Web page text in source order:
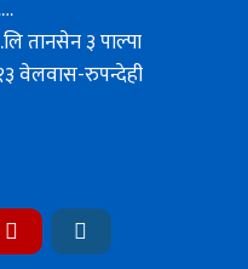
तानसेन ३ पाल्पा
वेलवास-रुपन्देही